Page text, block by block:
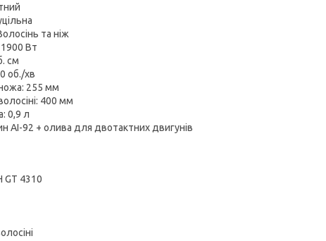
та ніж
Вт
см
об./хв
255 мм
400 мм
0,9 л
АІ-92 + олива для двотактних двигунів
GT 4310